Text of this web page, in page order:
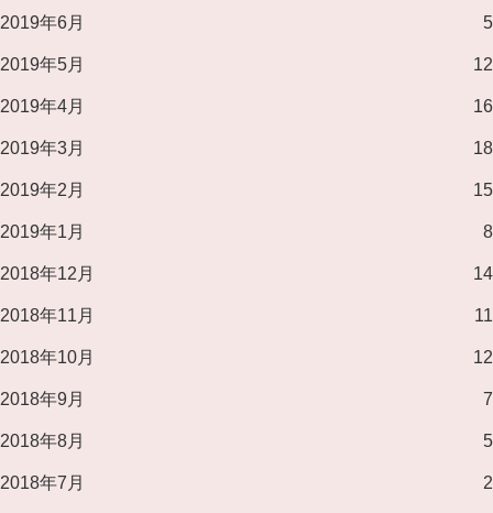
2019年6月 5
2019年5月 12
2019年4月 16
2019年3月 18
2019年2月 15
2019年1月 8
2018年12月 14
2018年11月 11
2018年10月 12
2018年9月 7
2018年8月 5
2018年7月 2